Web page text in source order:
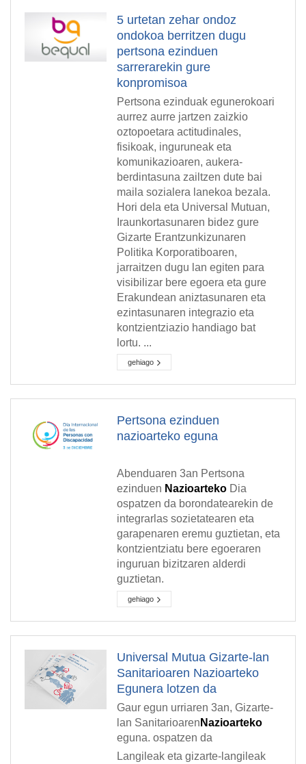
5 urtetan zehar ondoz
ondokoa berritzen dugu
pertsona ezinduen
sarrerarekin gure
konpromisoa
Pertsona ezinduak egunerokoari
aurrez aurre jartzen zaizkio
oztopoetara actitudinales,
fisikoak, inguruneak eta
komunikazioaren, aukera-
berdintasuna zailtzen dute bai
maila sozialera lanekoa bezala.
Hori dela eta Universal Mutuan,
Iraunkortasunaren bidez gure
Gizarte Erantzunkizunaren
Politika Korporatiboaren,
jarraitzen dugu lan egiten para
visibilizar bere egoera eta gure
Erakundean aniztasunaren eta
ezintasunaren integrazio eta
kontzientziazio handiago bat
lortu. ...
gehiago
Pertsona ezinduen
nazioarteko eguna
Abenduaren 3an Pertsona
ezinduen Nazioarteko Dia
ospatzen da borondatearekin de
integrarlas sozietatearen eta
garapenaren eremu guztietan, eta
kontzientziatu bere egoeraren
inguruan bizitzaren alderdi
guztietan.
gehiago
Universal Mutua Gizarte-lan
Sanitarioaren Nazioarteko
Egunera lotzen da
Gaur egun urriaren 3an, Gizarte-
lan Sanitarioaren Nazioarteko
eguna. ospatzen da
Langileak eta gizarte-langileak